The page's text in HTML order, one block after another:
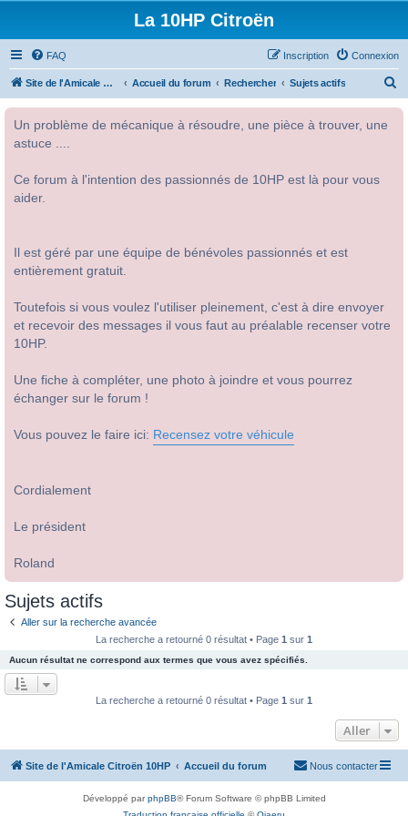
La 10HP Citroën
FAQ Connexion
Inscription
Site de l'Amicale Citroën 10HP Accueil du forum Rechercher Sujets actifs
Un problème de mécanique à résoudre, une pièce à trouver, une
astuce ....
Ce forum à l'intention des passionnés de 10HP est là pour vous
aider.
Il est géré par une équipe de bénévoles passionnés et est
entièrement gratuit.
Toutefois si vous voulez l'utiliser pleinement, c'est à dire envoyer
et recevoir des messages il vous faut au préalable recenser votre
10HP.
Une fiche à compléter, une photo à joindre et vous pourrez
échanger sur le forum !
Vous pouvez le faire ici: Recensez votre véhicule
Cordialement
Le président
Roland
Sujets actifs
Aller sur la recherche avancée
La recherche a retourné 0 résultat • Page 1 sur 1
Aucun résultat ne correspond aux termes que vous avez spécifiés.
La recherche a retourné 0 résultat • Page 1 sur 1
Aller
Site de l'Amicale Citroën 10HP Accueil du forum Nous contacter
Développé parphpBB® Forum Software © phpBB Limited